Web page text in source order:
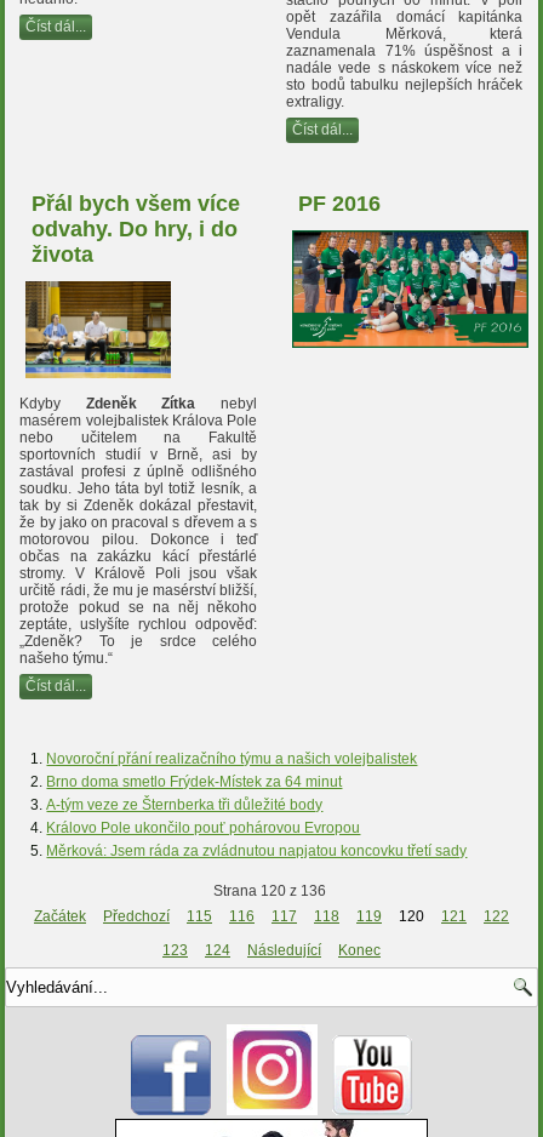
Číst dál...
opět zazářila domácí kapitánka
Vendula Měrková, která
zaznamenala 71% úspěšnost a i
nadále vede s náskokem více než
sto bodů tabulku nejlepších hráček
extraligy.
Číst dál...
Přál bych všem více
odvahy. Do hry, i do
života
Kdyby Zdeněk Zítka nebyl
masérem volejbalistek Králova Pole
nebo učitelem na Fakultě
sportovních studií v Brně, asi by
zastával profesi z úplně odlišného
soudku. Jeho táta byl totiž lesník, a
tak by si Zdeněk dokázal přestavit,
že by jako on pracoval s dřevem a s
motorovou pilou. Dokonce i teď
občas na zakázku kácí přestárlé
stromy. V Králově Poli jsou však
určitě rádi, že mu je masérství bližší,
protože pokud se na něj někoho
zeptáte, uslyšíte rychlou odpověď:
„Zdeněk? To je srdce celého
našeho týmu.“
Číst dál...
PF 2016
Novoroční přání realizačního týmu a našich volejbalistek
Brno doma smetlo Frýdek-Místek za 64 minut
A-tým veze ze Šternberka tři důležité body
Královo Pole ukončilo pouť pohárovou Evropou
Měrková: Jsem ráda za zvládnutou napjatou koncovku třetí sady
Strana 120 z 136
Začátek
Předchozí 115 116 117 118 119 120 121
122
123
124 Následující Konec